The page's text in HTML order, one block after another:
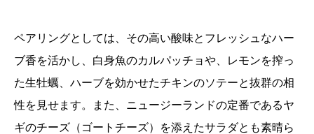
ペアリングとしては、その高い酸味とフレッシュなハー
ブ香を活かし、白身魚のカルパッチョや、レモンを搾っ
た生牡蠣、ハーブを効かせたチキンのソテーと抜群の相
性を見せます。また、ニュージーランドの定番であるヤ
ギのチーズ（ゴートチーズ）を添えたサラダとも素晴ら